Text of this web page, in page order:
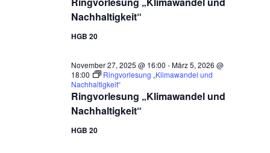
Nachhaltigkeit“
HGB 20
Ringvorlesung „Klimawandel und
Nachhaltigkeit“
November 27, 2025 @ 16:00 -März 5, 2026 @
18:00
Ringvorlesung „Klimawandel und
Nachhaltigkeit“
HGB 20